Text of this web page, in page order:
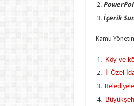
İçerik
Kamu
Köy ve
İl Özel